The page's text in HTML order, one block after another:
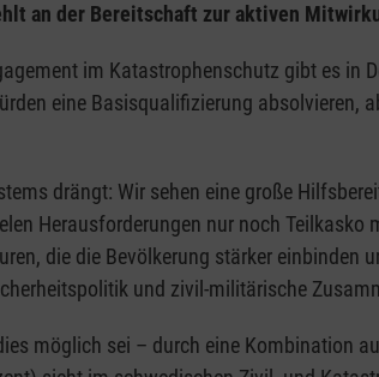
an der Bereitschaft zur aktiven
im Katastrophenschutz gibt es
eine Basisqualifizierung
drängt: Wir sehen eine große
Herausforderungen nur noch
die die Bevölkerung stärker einbinden
und zivil-militärische
möglich sei – durch eine Kombination